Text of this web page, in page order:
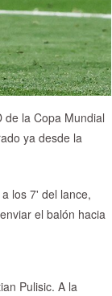
de la Copa Mundial
ya desde la
los 7' del lance,
el balón hacia
Pulisic. A la